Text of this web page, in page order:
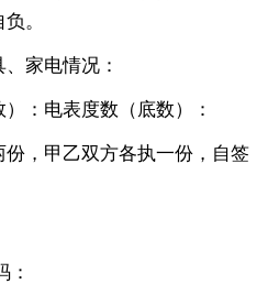
。
家电情况：
：电表度数（底数）：
，甲乙双方各执一份，自签
：